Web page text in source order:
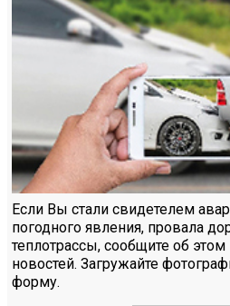
Если Вы стали свидетелем
погодного явления, провала
теплотрассы, сообщите об
новостей. Загружайте
форму.